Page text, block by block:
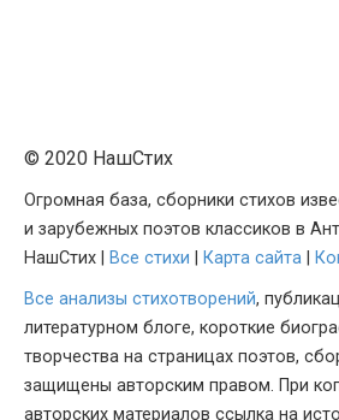
© 2020 НашСтих
Огромная база, сборники стихов
и зарубежных поэтов классиков в
НашСтих |
Все стихи Карта сайта
Все анализы стихотворений,
литературном блоге, короткие
творчества на страницах поэтов,
защищены авторским правом. При
авторских материалов ссылка на